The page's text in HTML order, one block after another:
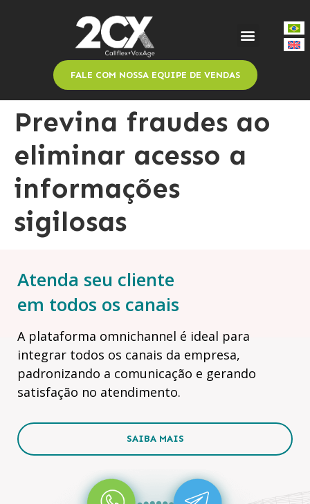
FALE COM NOSSA EQUIPE DE VENDAS
Previna fraudes ao
eliminar acesso a
informações
sigilosas
Atenda seu cliente
em todos os canais
A plataforma omnichannel é ideal para
integrar todos os canais da empresa,
padronizando a comunicação e gerando
satisfação no atendimento.
SAIBA MAIS